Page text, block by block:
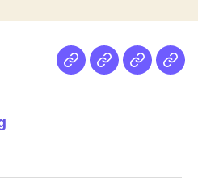
NetzMedien